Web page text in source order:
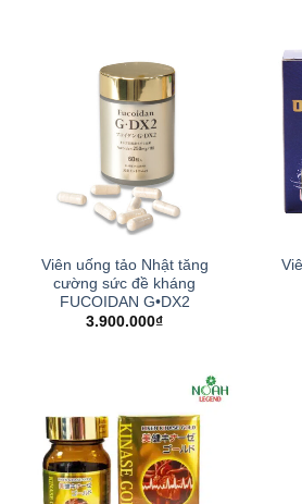
Viên uống tảo Nhật tăng
cường sức đề kháng
FUCOIDAN G•DX2
3.900.000₫